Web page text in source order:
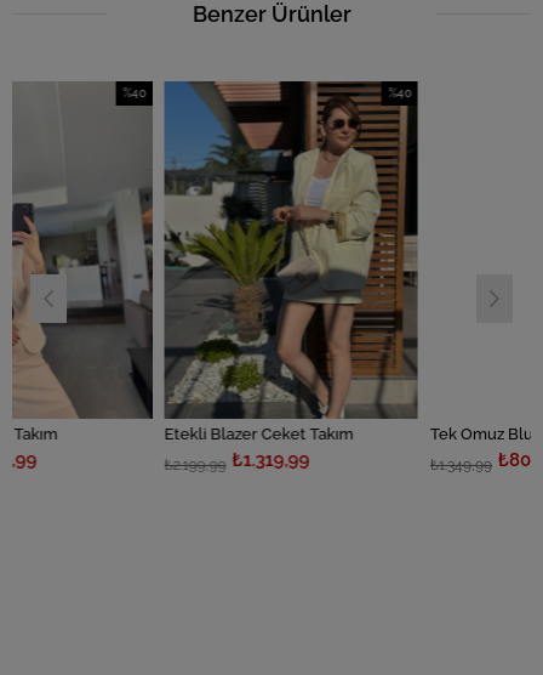
Benzer Ürünler
Etekli Blazer Ceket Takım
₺1.319,99
%40
İndirim
%40İndirim
₺809,99